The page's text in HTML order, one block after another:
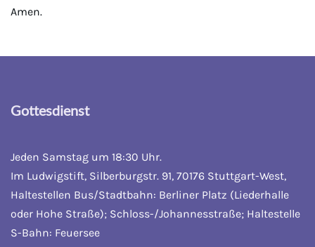
Amen.
Gottesdienst
Jeden Samstag um 18:30 Uhr.
Im Ludwigstift, Silberburgstr. 91, 70176 Stuttgart-West,
Haltestellen Bus/Stadtbahn: Berliner Platz (Liederhalle
oder Hohe Straße); Schloss-/Johannesstraße; Haltestelle
S-Bahn: Feuersee